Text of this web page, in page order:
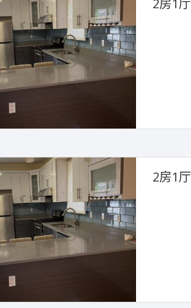
2房1
2房1